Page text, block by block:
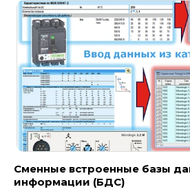
Сменные встроенные базы
информации (БДС)